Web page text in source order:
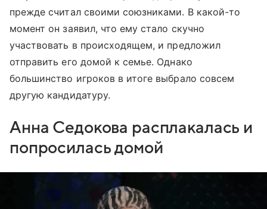
прежде считал своими союзниками. В какой-то
момент он заявил, что ему стало скучно
участвовать в происходящем, и предложил
отправить его домой к семье. Однако
большинство игроков в итоге выбрало совсем
другую кандидатуру.
Анна Седокова расплакалась и
попросилась домой